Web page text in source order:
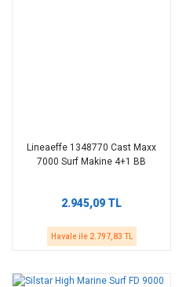
Lineaeffe 1348770 Cast Maxx
7000 Surf Makine 4+1 BB
2.945,09 TL
Havale ile 2.797,83 TL